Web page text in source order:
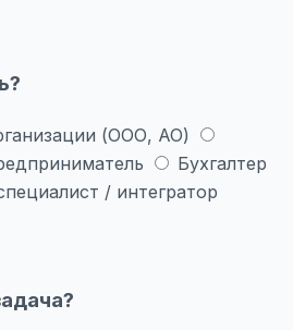
(ООО, АО)
Бухгалтер
/ интегратор